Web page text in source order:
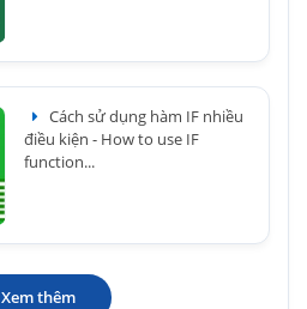
Cách sử dụng hàm IF nhiều
điều kiện - How to use IF
function...
Xem thêm